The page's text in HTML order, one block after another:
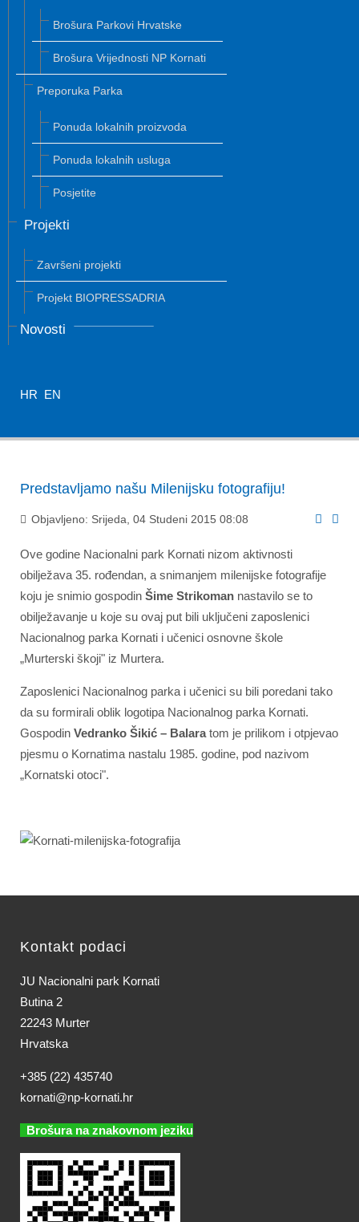
Brošura Parkovi Hrvatske
Brošura Vrijednosti NP Kornati
Preporuka Parka
Ponuda lokalnih proizvoda
Ponuda lokalnih usluga
Posjetite
Projekti
Završeni projekti
Projekt BIOPRESSADRIA
Novosti
HR EN
Predstavljamo našu Milenijsku fotografiju!
Objavljeno: Srijeda, 04 Studeni 2015 08:08
Ove godine Nacionalni park Kornati nizom aktivnosti
obilježava 35. rođendan, a snimanjem milenijske fotografije
koju je snimio gospodin Šime Strikoman nastavilo se to
obilježavanje u koje su ovaj put bili uključeni zaposlenici
Nacionalnog parka Kornati i učenici osnovne škole
„Murterski škoji" iz Murtera.
Zaposlenici Nacionalnog parka i učenici su bili poredani tako
da su formirali oblik logotipa Nacionalnog parka Kornati.
Gospodin Vedranko Šikić – Balaratom je prilikom i otpjevao
pjesmu o Kornatima nastalu 1985. godine, pod nazivom
„Kornatski otoci".
Kontakt podaci
JU Nacionalni park Kornati
Butina 2
22243 Murter
Hrvatska
+385 (22) 435740
kornati@np-kornati.hr
Brošura na znakovnom jeziku